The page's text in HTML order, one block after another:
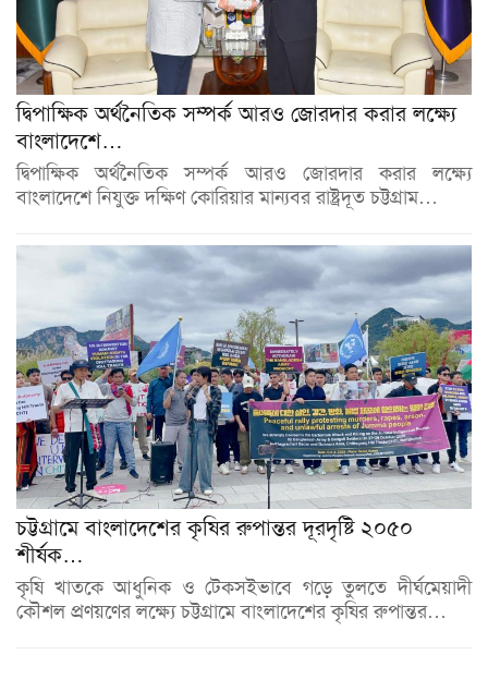
দ্বিপাক্ষিক অর্থনৈতিক সম্পর্ক আরও জোরদার করার লক্ষ্যে
বাংলাদেশে…
দ্বিপাক্ষিক অর্থনৈতিক সম্পর্ক আরও জোরদার করার লক্ষ্যে
বাংলাদেশে নিযুক্ত দক্ষিণ কোরিয়ার মান্যবর রাষ্ট্রদূত চট্টগ্রাম…
চট্টগ্রামে বাংলাদেশের কৃষির রুপান্তর দূরদৃষ্টি ২০৫০
শীর্ষক…
কৃষি খাতকে আধুনিক ও টেকসইভাবে গড়ে তুলতে দীর্ঘমেয়াদী
কৌশল প্রণয়ণের লক্ষ্যে চট্টগ্রামে বাংলাদেশের কৃষির রুপান্তর…